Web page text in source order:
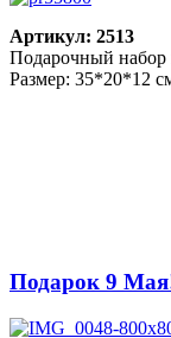
Артикул: 2513
Подарочный набор
Размер: 35*20*12
Подарок 9